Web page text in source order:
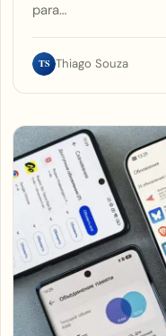
para…
TS Thiago Souza